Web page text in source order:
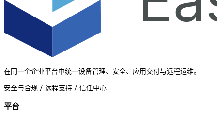
在同一个企业平台中统一设备管理、安全、应用交付与远程运维。
安全与合规 / 远程支持 / 信任中心
平台